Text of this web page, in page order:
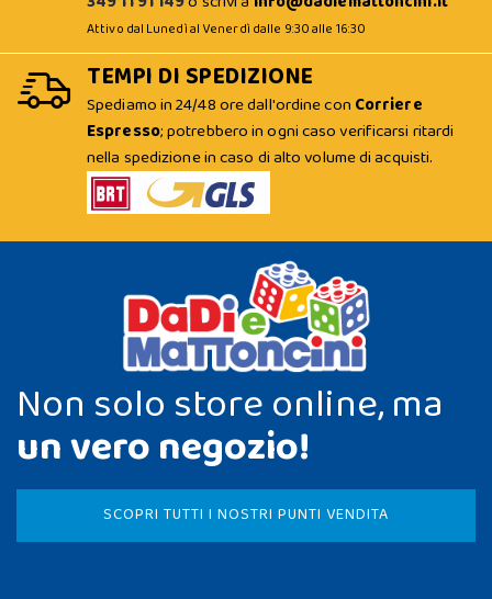
Attivo dal Lunedì al Venerdì dalle 9:30 alle 16:30
TEMPI DI SPEDIZIONE
Spediamo in 24/48 ore dall'ordine con Corriere
Espresso; potrebbero in ogni caso verificarsi ritardi
nella spedizione in caso di alto volume di acquisti.
Non solo store online, ma
un vero negozio!
SCOPRI TUTTI I NOSTRI PUNTI VENDITA